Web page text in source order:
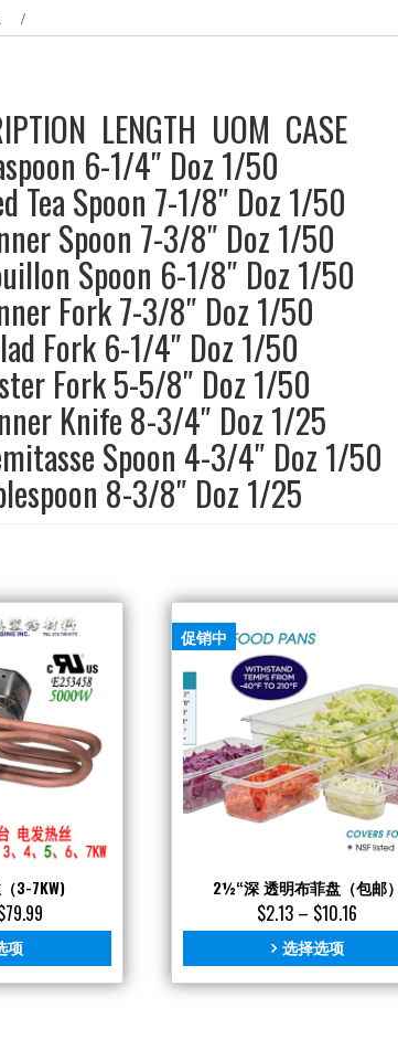
LENGTH UOM CASE
6-1/4″ Doz 1/50
Tea Spoon 7-1/8″ Doz 1/50
Spoon 7-3/8″ Doz 1/50
Spoon 6-1/8″ Doz 1/50
Fork 7-3/8″ Doz 1/50
Fork 6-1/4″ Doz 1/50
Fork 5-5/8″ Doz 1/50
Knife 8-3/4″ Doz 1/25
Spoon 4-3/4″ Doz 1/50
8-3/8″ Doz 1/25
3-7KW)
79.99
项
促销中
2½“深 透明布菲盘（包邮）
$2.13 – $10.16
选择选项